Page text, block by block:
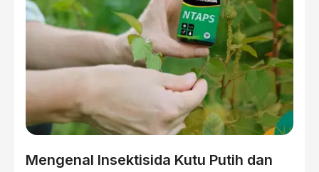
Mengenal Insektisida Kutu Putih dan